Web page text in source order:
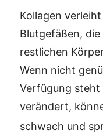
Kollagen
Blutgefäßen,
restlichen
Wenn nicht
Verfügung steht
verändert,
schwach und